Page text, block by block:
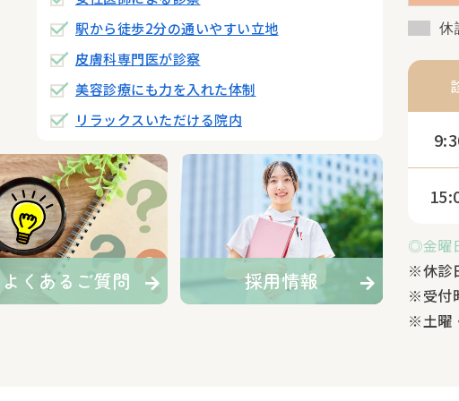
駅から徒歩2分の通いやすい立地
皮膚科専門医が診察
美容診療にも力を入れた体制
リラックスいただける院内
よくあるご質問 採用情報
休
◎金曜
※休診
※受付
※土曜